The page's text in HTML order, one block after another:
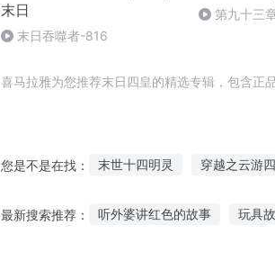
末日
末日吞噬者-816
第九十三
喜马拉雅为您推荐末日四皇的精选专辑，包含正
您是不是在找： 末世十四明灵 穿越之云游
最新搜索推荐： 听外婆讲红色的故事 玩具